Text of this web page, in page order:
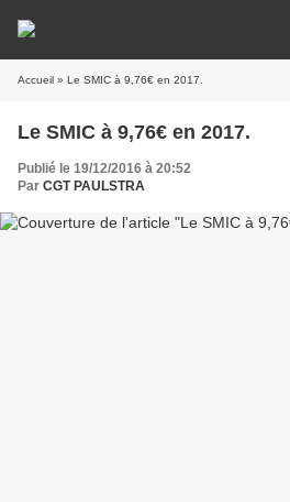
Accueil » Le SMIC à 9,76€ en 2017.
Le SMIC à 9,76€ en 2017.
Publié le 19/12/2016 à 20:52
Par CGT PAULSTRA